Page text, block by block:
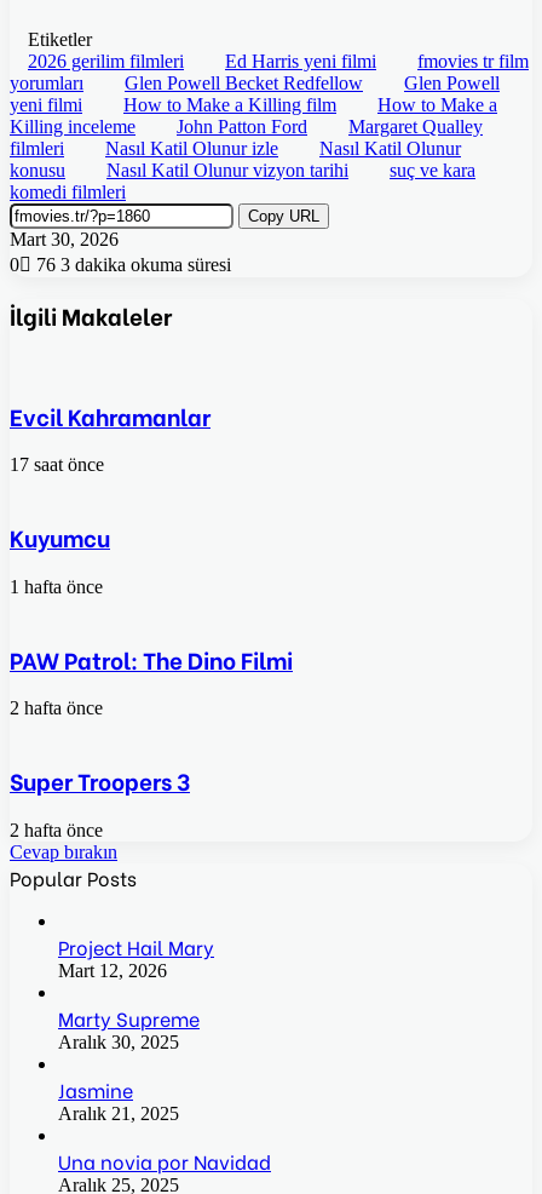
Etiketler
2026 gerilim filmleri
Ed Harris yeni filmi
fmovies tr film
yorumları
Glen Powell Becket Redfellow
Glen Powell
yeni filmi
How to Make a Killing film
How to Make a
Killing inceleme
John Patton Ford
Margaret Qualley
filmleri
Nasıl Katil Olunur izle
Nasıl Katil Olunur
konusu
Nasıl Katil Olunur vizyon tarihi
suç ve kara
komedi filmleri
Copy URL
Mart 30, 2026
0
76 3 dakika okuma süresi
İlgili Makaleler
Evcil Kahramanlar
17 saat önce
Kuyumcu
1 hafta önce
PAW Patrol: The Dino Filmi
2 hafta önce
Super Troopers 3
2 hafta önce
Cevap bırakın
Popular Posts
Project Hail Mary
Mart 12, 2026
Marty Supreme
Aralık 30, 2025
Jasmine
Aralık 21, 2025
Una novia por Navidad
Aralık 25, 2025